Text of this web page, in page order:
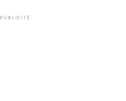
PUBLICITÉ